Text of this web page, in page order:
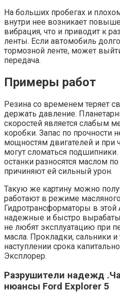
На больших пробегах и
внутри нее возникает
вибрация, что и приводит к
ленты. Если автомобиль
тормозной ленте, может
передача.
Примеры работ
Резина со временем теряет
держать давление.
скоростей является слабым
коробки. Запас по прочности
мощностям двигателей и при
могут сломаться
останки разносятся маслом
причиняют ей сильный урон.
Такую же картину можно
работают в режиме
Гидротрансформаторы в
надежные и быстро
не любят эксплуатацию при
масла. Прокладки, сальники
наступлении срока
Эксплорер.
Разрушители надежд
нюансы Ford Explorer 5